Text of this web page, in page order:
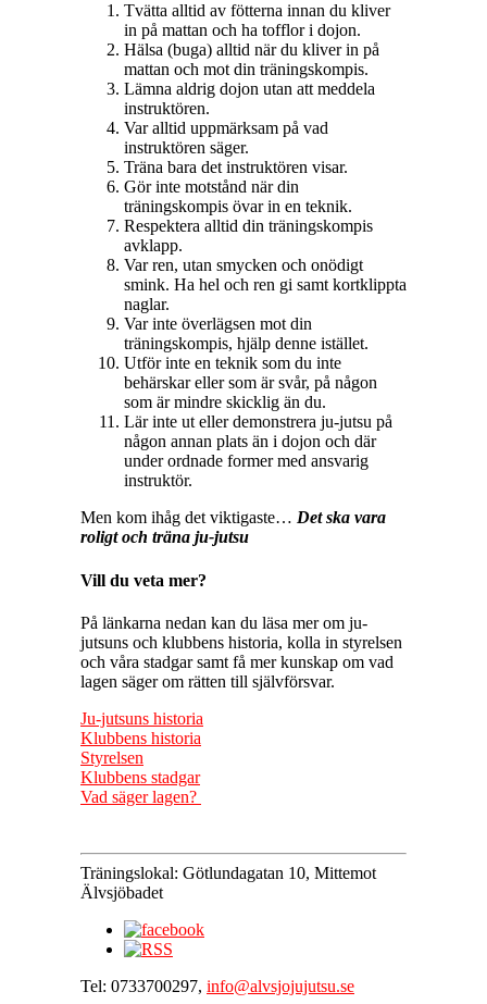
Tvätta alltid av fötterna innan du kliver
in på mattan och ha tofflor i dojon.
Hälsa (buga) alltid när du kliver in på
mattan och mot din träningskompis.
Lämna aldrig dojon utan att meddela
instruktören.
Var alltid uppmärksam på vad
instruktören säger.
Träna bara det instruktören visar.
Gör inte motstånd när din
träningskompis övar in en teknik.
Respektera alltid din träningskompis
avklapp.
Var ren, utan smycken och onödigt
smink. Ha hel och ren gi samt kortklippta
naglar.
Var inte överlägsen mot din
träningskompis, hjälp denne istället.
Utför inte en teknik som du inte
behärskar eller som är svår, på någon
som är mindre skicklig än du.
Lär inte ut eller demonstrera ju-jutsu på
någon annan plats än i dojon och där
under ordnade former med ansvarig
instruktör.
Men kom ihåg det viktigaste… Det ska vara
roligt och träna ju-jutsu
Vill du veta mer?
På länkarna nedan kan du läsa mer om ju-
jutsuns och klubbens historia, kolla in styrelsen
och våra stadgar samt få mer kunskap om vad
lagen säger om rätten till självförsvar.
Ju-jutsuns historia
Klubbens historia
Styrelsen
Klubbens stadgar
Vad säger lagen?
Träningslokal: Götlundagatan 10, Mittemot
Älvsjöbadet
Tel: 0733700297, info@alvsjojujutsu.se